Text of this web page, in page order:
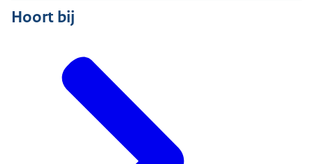
Hoort bij